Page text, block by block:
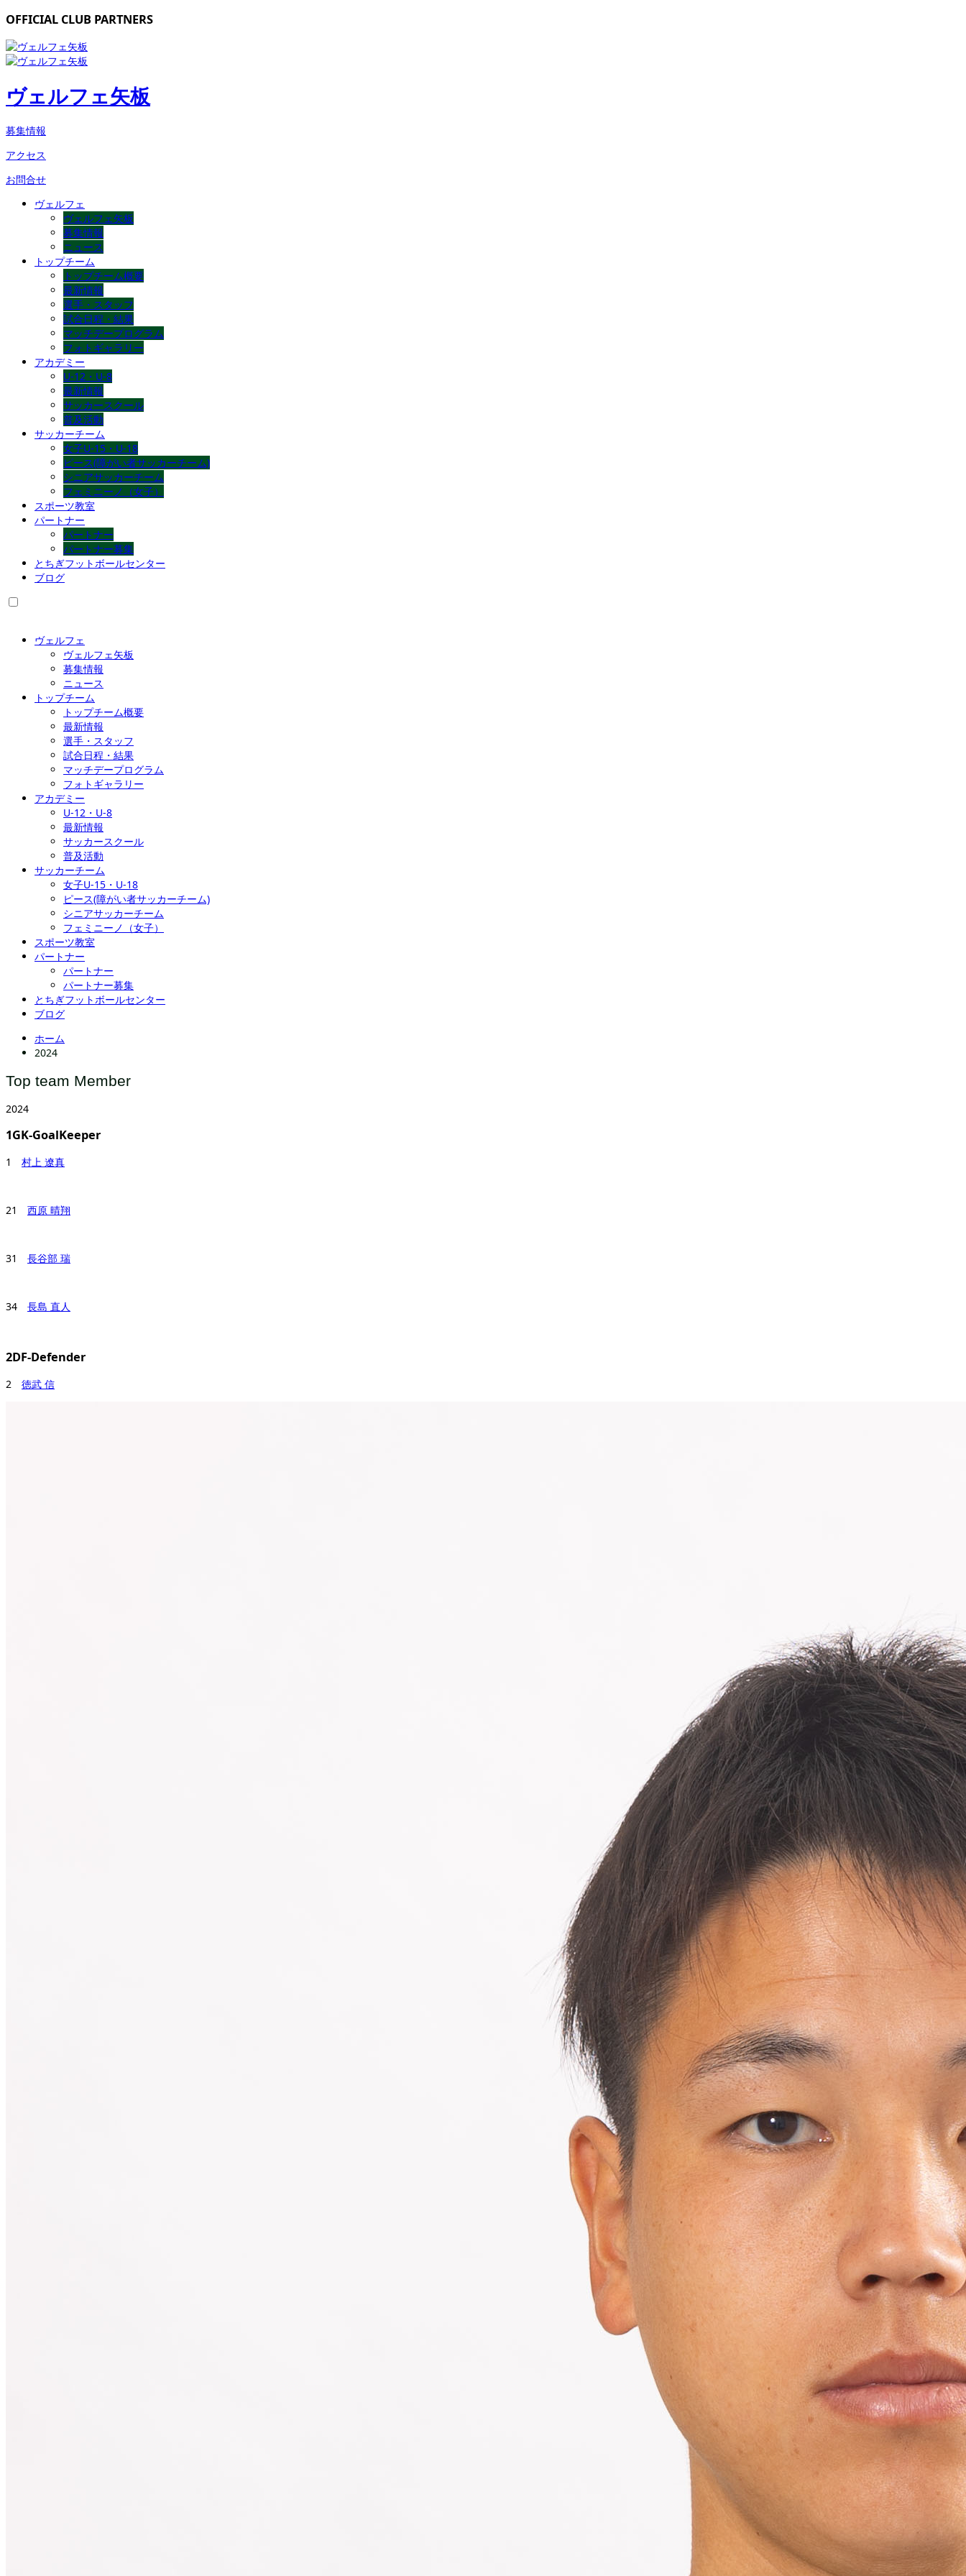
OFFICIAL CLUB PARTNERS
ヴェルフェ矢板
募集情報
アクセス
お問合せ
ヴェルフェ
ヴェルフェ矢板
募集情報
ニュース
トップチーム
トップチーム概要
最新情報
選手・スタッフ
試合日程・結果
マッチデープログラム
フォトギャラリー
アカデミー
U-12・U-8
最新情報
サッカースクール
普及活動
サッカーチーム
女子U-15・U-18
ピース(障がい者サッカーチーム)
シニアサッカーチーム
フェミニーノ（女子）
スポーツ教室
パートナー
パートナー
パートナー募集
とちぎフットボールセンター
ブログ
ヴェルフェ
ヴェルフェ矢板
募集情報
ニュース
トップチーム
トップチーム概要
最新情報
選手・スタッフ
試合日程・結果
マッチデープログラム
フォトギャラリー
アカデミー
U-12・U-8
最新情報
サッカースクール
普及活動
サッカーチーム
女子U-15・U-18
ピース(障がい者サッカーチーム)
シニアサッカーチーム
フェミニーノ（女子）
スポーツ教室
パートナー
パートナー
パートナー募集
とちぎフットボールセンター
ブログ
ホーム
2024
Top team Member
2024
1GK-GoalKeeper
1 村上 遼真
21 西原 晴翔
31 長谷部 瑞
34 長島 直人
2DF-Defender
2 徳武 信